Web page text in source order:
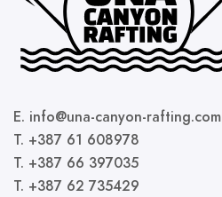
E. info@una-canyon-rafting.com
T. +387 61 608978
T. +387 66 397035
T. +387 62 735429